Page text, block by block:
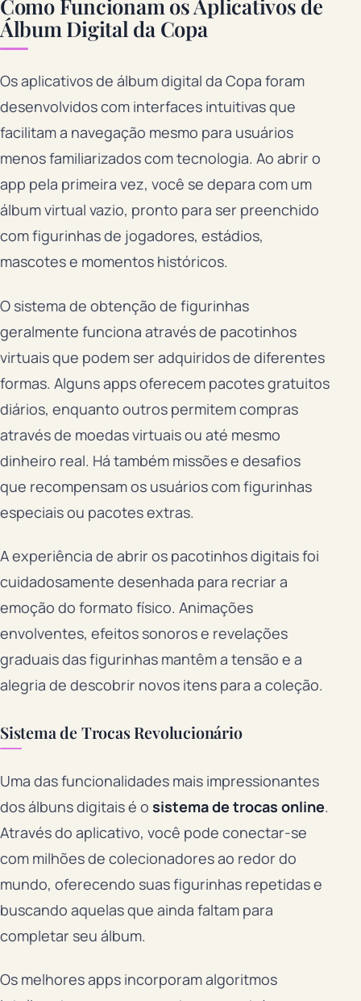
Como Funcionam os Aplicativos de
Álbum Digital da Copa
Os aplicativos de álbum digital da Copa foram
desenvolvidos com interfaces intuitivas que
facilitam a navegação mesmo para usuários
menos familiarizados com tecnologia. Ao abrir o
app pela primeira vez, você se depara com um
álbum virtual vazio, pronto para ser preenchido
com figurinhas de jogadores, estádios,
mascotes e momentos históricos.
O sistema de obtenção de figurinhas
geralmente funciona através de pacotinhos
virtuais que podem ser adquiridos de diferentes
formas. Alguns apps oferecem pacotes gratuitos
diários, enquanto outros permitem compras
através de moedas virtuais ou até mesmo
dinheiro real. Há também missões e desafios
que recompensam os usuários com figurinhas
especiais ou pacotes extras.
A experiência de abrir os pacotinhos digitais foi
cuidadosamente desenhada para recriar a
emoção do formato físico. Animações
envolventes, efeitos sonoros e revelações
graduais das figurinhas mantêm a tensão e a
alegria de descobrir novos itens para a coleção.
Sistema de Trocas Revolucionário
Uma das funcionalidades mais impressionantes
dos álbuns digitais é o sistema de trocas online.
Através do aplicativo, você pode conectar-se
com milhões de colecionadores ao redor do
mundo, oferecendo suas figurinhas repetidas e
buscando aquelas que ainda faltam para
completar seu álbum.
Os melhores apps incorporam algoritmos